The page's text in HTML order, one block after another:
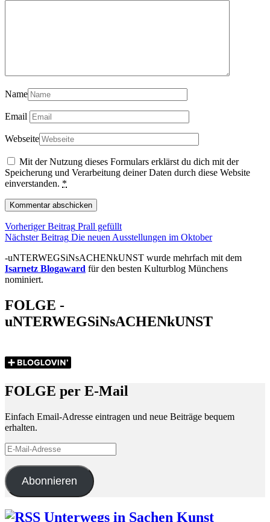
Name
Email
Webseite
Mit der Nutzung dieses Formulars erklärst du dich mit der
Speicherung und Verarbeitung deiner Daten durch diese Website
einverstanden. *
Beitragsnavigation
Vorheriger Beitrag Prall gefülltVorheriger
Beitrag
Nächster Beitrag Die neuen Ausstellungen im OktoberNächster
-uNTERWEGSiNsACHENkUNST wurde mehrfach mit dem
Isarnetz Blogaward für den besten Kulturblog Münchens
nominiert.
FOLGE -
uNTERWEGSiNsACHENkUNST
FOLGE per E-Mail
Einfach Email-Adresse eintragen und neue Beiträge bequem
erhalten.
E-
Mail-
Adresse
Abonnieren
Unterwegs in Sachen Kunst